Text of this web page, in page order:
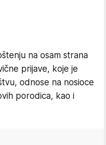
na osam strana
prijave, koje je
odnose na nosioce
porodica, kao i